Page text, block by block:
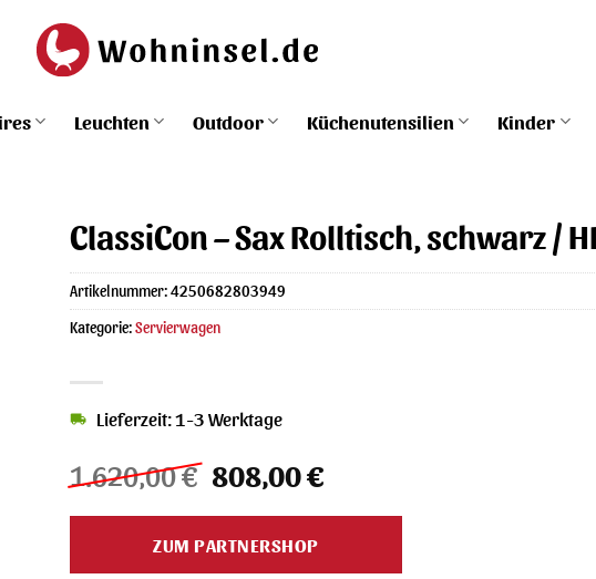
Leuchten Outdoor Küchenutensilien Kinder
ClassiCon – Sax Rolltisch, schwarz /
1.620,00€ Ursprünglicher
Preis
1.620,00 €
808,00€Aktueller
Lieferzeit: 1-3 Werktage
ZUM PARTNERSHOP
Artikelnummer:4250682803949
Kategorie:Servierwagen